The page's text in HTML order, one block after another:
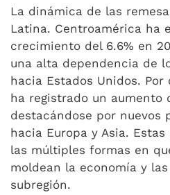
La dinámica de las
Latina. Centroamérica ha
crecimiento del 6.6% en
una alta dependencia de
hacia Estados Unidos.
ha registrado un aumento
destacándose por nuevos
hacia Europa y Asia.
las múltiples formas en
moldean la economía y
subregión.